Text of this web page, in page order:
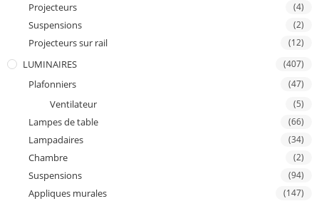
Projecteurs (4)
Suspensions (2)
Projecteurs sur rail (12)
LUMINAIRES (407)
Plafonniers (47)
Ventilateur (5)
Lampes de table (66)
Lampadaires (34)
Chambre (2)
Suspensions (94)
Appliques murales (147)